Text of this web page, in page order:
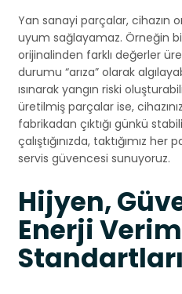
Yan sanayi parçalar, cihazın
uyum sağlayamaz. Örneğin
orijinalinden farklı değerler
durumu “arıza” olarak
ısınarak yangın riski
üretilmiş parçalar ise,
fabrikadan çıktığı günkü
çalıştığınızda, taktığımız
servis güvencesi sunuyoruz.
Hijyen,
Enerji